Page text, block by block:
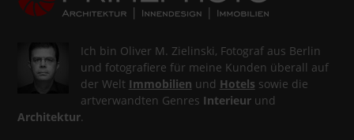
Ich bin Oliver M. Zielinski, Fotograf aus Berlin
und fotografiere für meine Kunden überall auf
der Welt Immobilien und Hotels sowie die
artverwandten Genres Interieurund
Architektur.